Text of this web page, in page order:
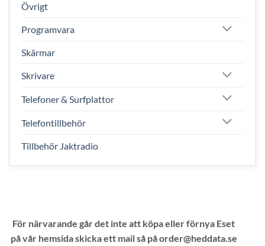
För närvarande går det inte att köpa eller förnya Eset
på vår hemsida skicka ett mail så på order@heddata.se
Övrigt
Programvara
Skärmar
Skrivare
Telefoner & Surfplattor
Telefontillbehör
Tillbehör Jaktradio